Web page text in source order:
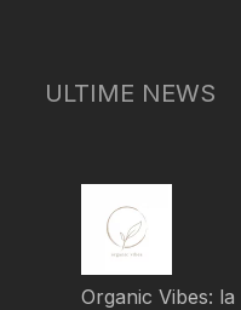
ULTIME NEWS
Organic Vibes: